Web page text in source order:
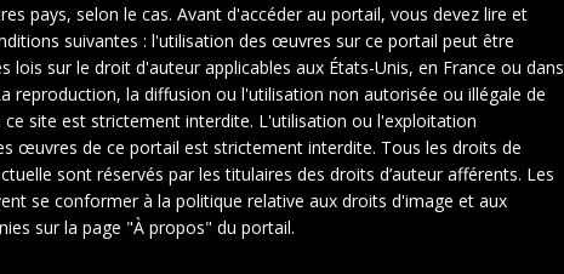
pays, selon le cas. Avant d'accéder au portail, vous devez lire et
suivantes : l'utilisation des œuvres sur ce portail peut être
lois sur le droit d'auteur applicables aux États-Unis, en France ou dans
reproduction, la diffusion ou l'utilisation non autorisée ou illégale de
site est strictement interdite. L'utilisation ou l'exploitation
œuvres de ce portail est strictement interdite. Tous les droits de
sont réservés par les titulaires des droits d’auteur afférents. Les
se conformer à la politique relative aux droits d'image et aux
sur la page "À propos" du portail.